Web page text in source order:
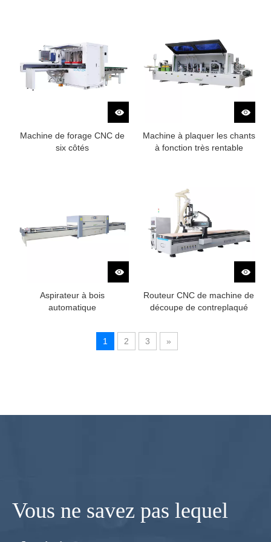
Machine de forage CNC de
six côtés
Machine à plaquer les chants
à fonction très rentable
Aspirateur à bois
automatique
Routeur CNC de machine de
découpe de contreplaqué
1 2 3 »
Messages récents
Vous ne savez pas lequel